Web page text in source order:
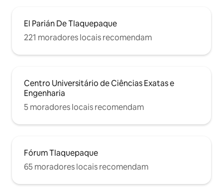
El Parián De Tlaquepaque
221 moradores locais recomendam
Centro Universitário de Ciências Exatas e
Engenharia
5 moradores locais recomendam
Fórum Tlaquepaque
65 moradores locais recomendam